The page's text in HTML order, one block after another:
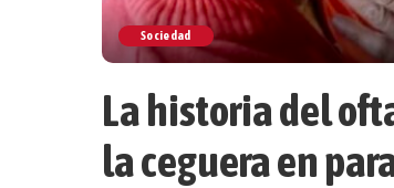
Sociedad
La historia del
la ceguera en